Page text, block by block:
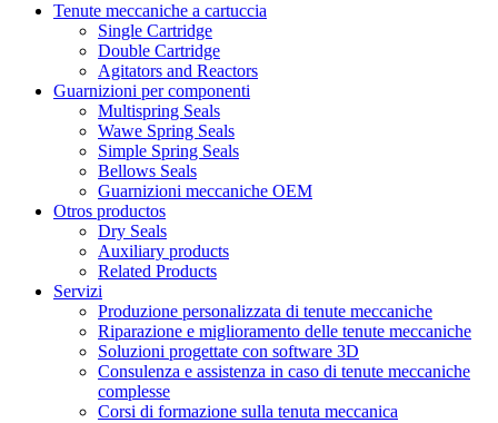
Tenute meccaniche a cartuccia
Single Cartridge
Double Cartridge
Agitators and Reactors
Guarnizioni per componenti
Multispring Seals
Wawe Spring Seals
Simple Spring Seals
Bellows Seals
Guarnizioni meccaniche OEM
Otros productos
Dry Seals
Auxiliary products
Related Products
Servizi
Produzione personalizzata di tenute meccaniche
Riparazione e miglioramento delle tenute meccaniche
Soluzioni progettate con software 3D
Consulenza e assistenza in caso di tenute meccaniche
complesse
Corsi di formazione sulla tenuta meccanica